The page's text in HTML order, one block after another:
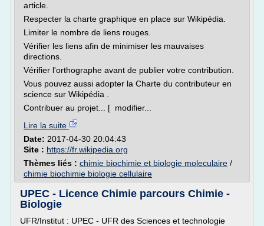
article.
Respecter la charte graphique en place sur Wikipédia.
Limiter le nombre de liens rouges.
Vérifier les liens afin de minimiser les mauvaises
directions.
Vérifier l'orthographe avant de publier votre contribution.
Vous pouvez aussi adopter la Charte du contributeur en
science sur Wikipédia .
Contribuer au projet... [ modifier...
Lire la suite
Date: 2017-04-30 20:04:43
Site : https://fr.wikipedia.org
Thèmes liés : chimie biochimie et biologie moleculaire /
chimie biochimie biologie cellulaire
UPEC - Licence Chimie parcours Chimie -
Biologie
UFR/Institut : UPEC - UFR des Sciences et technologie